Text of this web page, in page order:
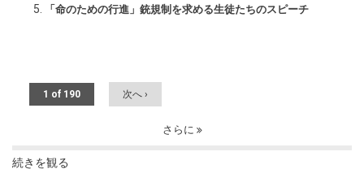
「命のための行進」銃規制を求める生徒たちのスピーチ
1 of 190 次へ ›
さらに
続きを観る